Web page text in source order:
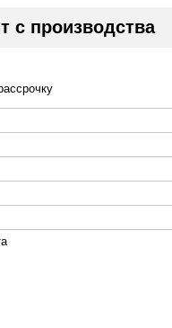
с производства